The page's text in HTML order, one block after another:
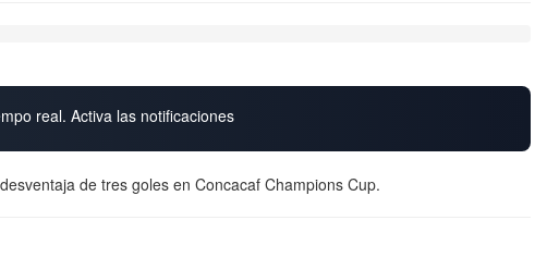
real. Activa las notificaciones
de tres goles en Concacaf Champions Cup.